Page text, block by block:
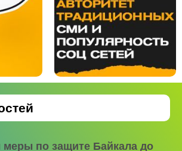
по защите Байкала до